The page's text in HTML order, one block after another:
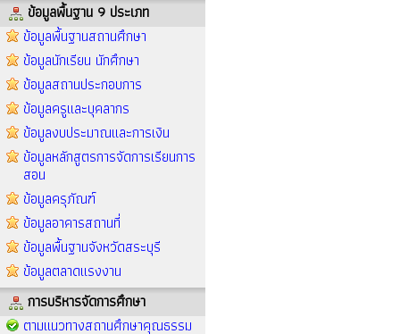
ข้อมูลพื้นฐาน 9 ประเภท
ข้อมูลพื้นฐานสถานศึกษา
ข้อมูลนักเรียน นักศึกษา
ข้อมูลสถานประกอบการ
ข้อมูลครูและบุคลากร
ข้อมูลงบประมาณและการเงิน
ข้อมูลหลักสูตรการจัดการเรียนการ
สอน
ข้อมูลครุภัณฑ์
ข้อมูลอาคารสถานที่
ข้อมูลพื้นฐานจังหวัดสระบุรี
ข้อมูลตลาดแรงงาน
การบริหารจัดการศึกษา
ตามแนวทางสถานศึกษาคุณธรรม